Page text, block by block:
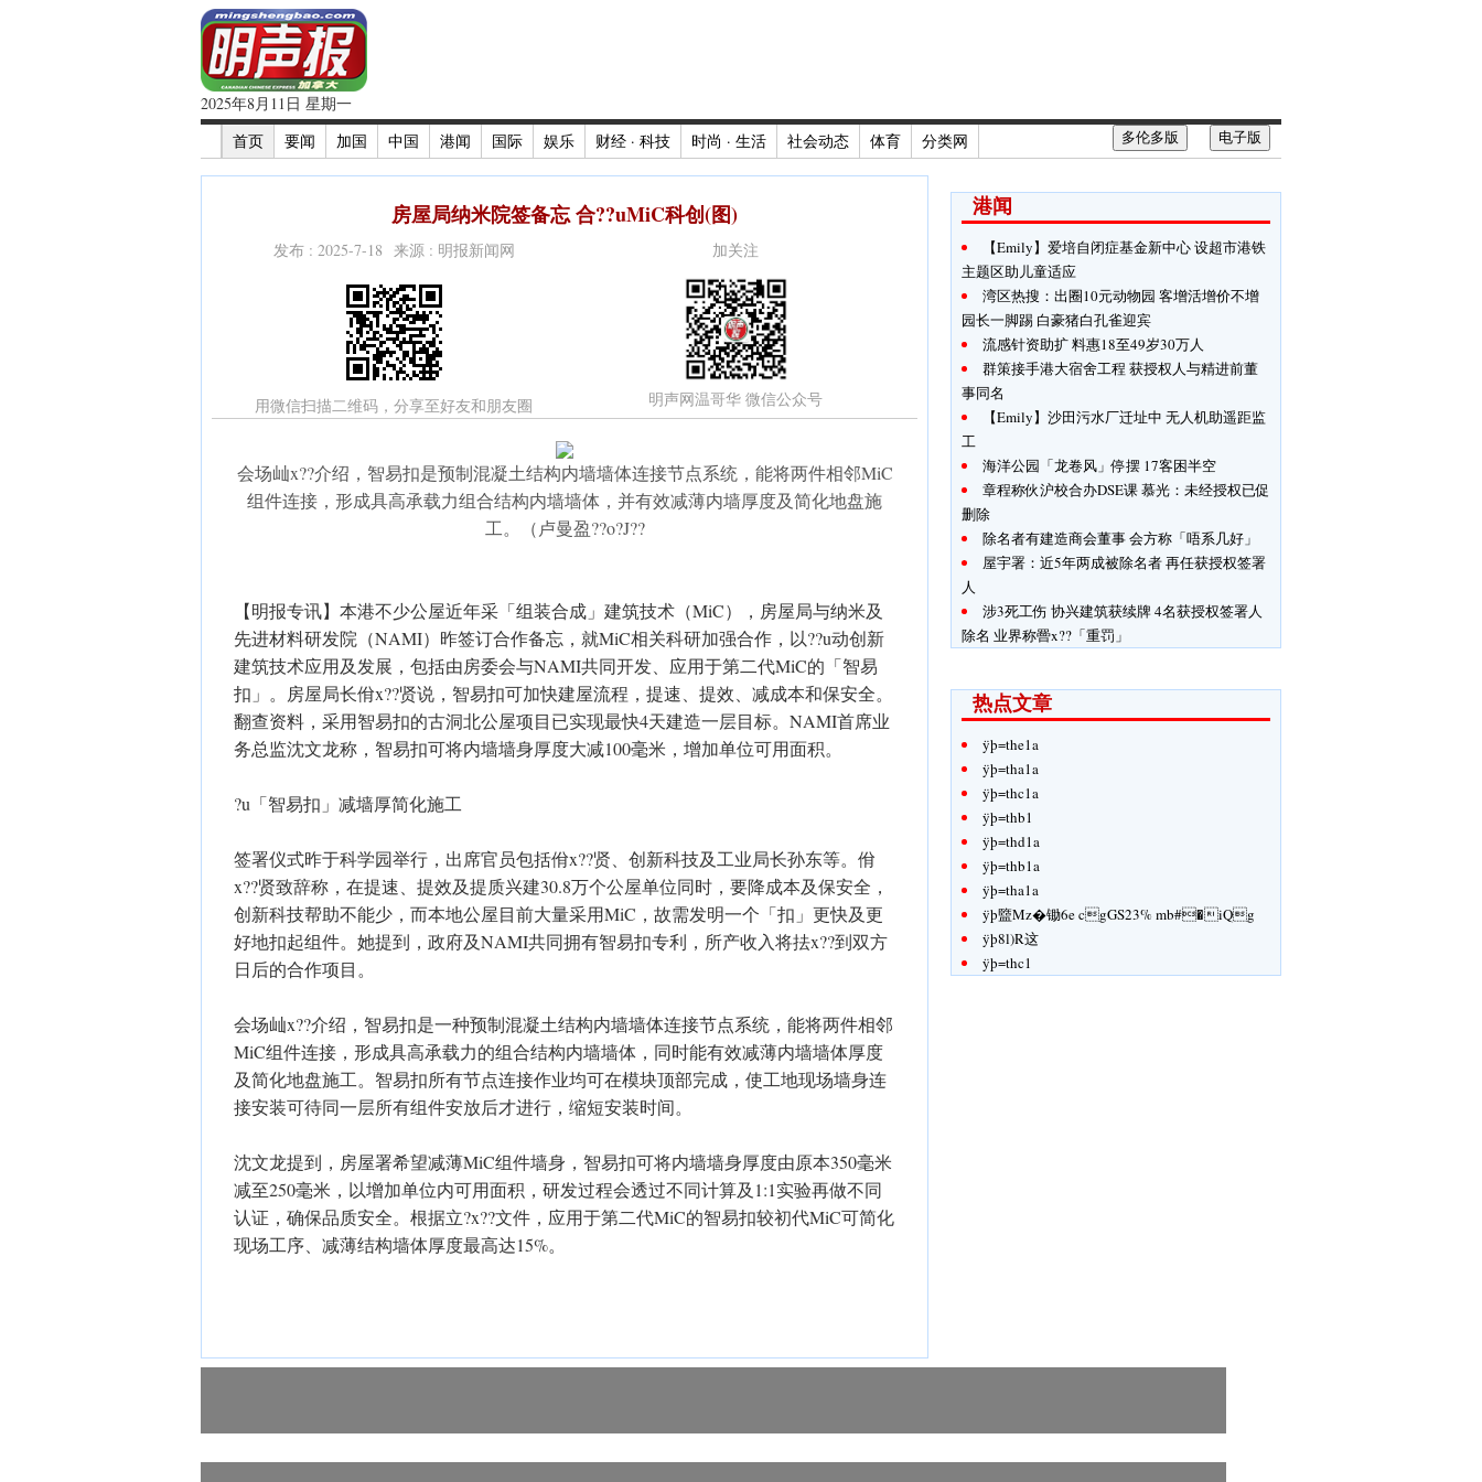
2025年8月11日 星期一
首页
要闻 加国 中国 港闻 国际 娱乐 财经 · 科技 时尚 · 生活 社会动态 体育 分类网 电子版
多伦多版
房屋局纳米院签备忘 合??uMiC科创(图)
发布 : 2025-7-18 来源 : 明报新闻网
用微信扫描二维码，分享至好友和朋友圈
加关注
明声网温哥华 微信公众号
会场屾x??介绍，智易扣是预制混凝土结构内墙墙体连接节点系统，能将两件相邻MiC
组件连接，形成具高承载力组合结构内墙墙体，并有效减薄内墙厚度及简化地盘施
工。（卢曼盈??o?J??
【明报专讯】本港不少公屋近年采「组装合成」建筑技术（MiC），房屋局与纳米及
先进材料研发院（NAMI）昨签订合作备忘，就MiC相关科研加强合作，以??u动创新
建筑技术应用及发展，包括由房委会与NAMI共同开发、应用于第二代MiC的「智易
扣」。房屋局长佾x??贤说，智易扣可加快建屋流程，提速、提效、减成本和保安全。
翻查资料，采用智易扣的古洞北公屋项目已实现最快4天建造一层目标。NAMI首席业
务总监沈文龙称，智易扣可将内墙墙身厚度大减100毫米，增加单位可用面积。
?u「智易扣」减墙厚简化施工
签署仪式昨于科学园举行，出席官员包括佾x??贤、创新科技及工业局长孙东等。佾
x??贤致辞称，在提速、提效及提质兴建30.8万个公屋单位同时，要降成本及保安全，
创新科技帮助不能少，而本地公屋目前大量采用MiC，故需发明一个「扣」更快及更
好地扣起组件。她提到，政府及NAMI共同拥有智易扣专利，所产收入将抾x??到双方
日后的合作项目。
会场屾x??介绍，智易扣是一种预制混凝土结构内墙墙体连接节点系统，能将两件相邻
MiC组件连接，形成具高承载力的组合结构内墙墙体，同时能有效减薄内墙墙体厚度
及简化地盘施工。智易扣所有节点连接作业均可在模块顶部完成，使工地现场墙身连
接安装可待同一层所有组件安放后才进行，缩短安装时间。
沈文龙提到，房屋署希望减薄MiC组件墙身，智易扣可将内墙墙身厚度由原本350毫米
减至250毫米，以增加单位内可用面积，研发过程会透过不同计算及1:1实验再做不同
认证，确保品质安全。根据立?x??文件，应用于第二代MiC的智易扣较初代MiC可简化
现场工序、减薄结构墙体厚度最高达15%。
港闻
【Emily】爱培自闭症基金新中心 设超市港铁
主题区助儿童适应
湾区热搜：出圈10元动物园 客增活增价不增
园长一脚踢 白豪猪白孔雀迎宾
流感针资助扩 料惠18至49岁30万人
群策接手港大宿舍工程 获授权人与精进前董
事同名
【Emily】沙田污水厂迁址中 无人机助遥距监
工
海洋公园「龙卷风」停摆 17客困半空
章程称伙沪校合办DSE课 慕光：未经授权已促
删除
除名者有建造商会董事 会方称「唔系几好」
屋宇署：近5年两成被除名者 再任获授权签署
人
涉3死工伤 协兴建筑获续牌 4名获授权签署人
除名 业界称罾x??「重罚」
热点文章
ÿþ=the1a
ÿþ=tha1a
ÿþ=thc1a
ÿþ=thb1
ÿþ=thd1a
ÿþ=thb1a
ÿþ=tha1a
ÿþ盬Mz�锄6e cgGS23% mb#�iQg
ÿþ8l)R这
ÿþ=thc1